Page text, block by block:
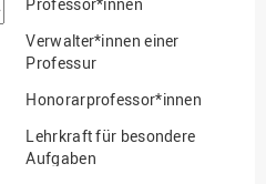
Verwalter*innen einer
Professur
Honorarprofessor*innen
Lehrkraft für besondere
Aufgaben